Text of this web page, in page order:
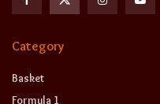
Category
Basket
Formula 1